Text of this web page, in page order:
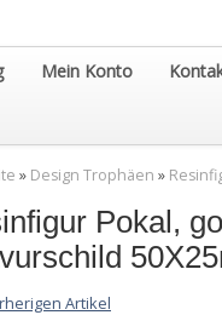
Mein Konto
» Design Trophäen »
Pokal,
Artikel